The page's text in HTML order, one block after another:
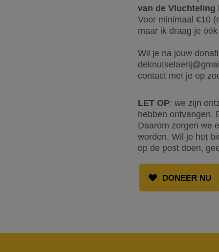
van de Vluchteling
Voor minimaal €10
maar ik draag je
Wil je na jouw
contact met je op
LET OP: we zijn
hebben ontvangen.
Daarom zorgen we
worden. Wil je het
op de post doen,
DONEER NU